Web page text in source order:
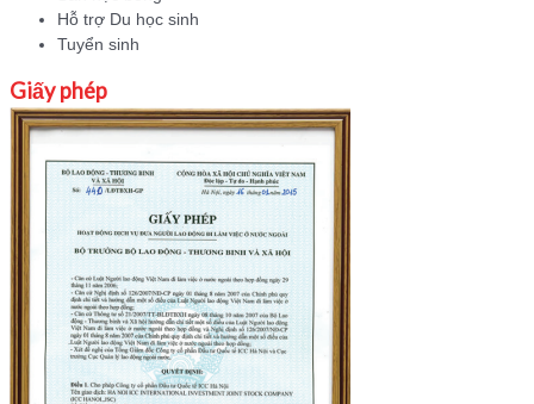
Hỗ trợ Du học sinh
Tuyển sinh
Giấy phép